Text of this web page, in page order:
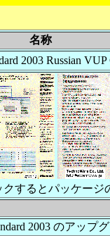
名称
2003 Russian VUP
クするとパッケー
2003 のアップ